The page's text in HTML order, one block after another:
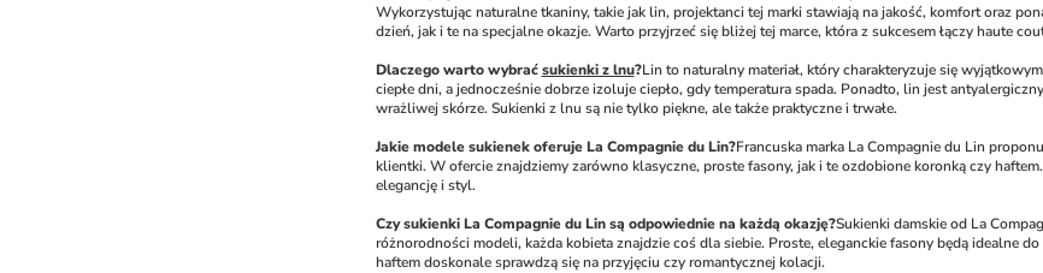
Wykorzystując naturalne tkaniny, takie jak lin, projektanci tej marki stawiają na jakość, komfort oraz
dzień, jak i te na specjalne okazje. Warto przyjrzeć się bliżej tej marce, która z sukcesem łączy haute
Dlaczego warto wybrać sukienki z lnu?Lin to naturalny materiał, który charakteryzuje się
ciepłe dni, a jednocześnie dobrze izoluje ciepło, gdy temperatura spada. Ponadto, lin jest
wrażliwej skórze. Sukienki z lnu są nie tylko piękne, ale także praktyczne i trwałe.
Jakie modele sukienek oferuje La Compagnie du Lin?Francuska marka La Compagnie du Lin
klientki. W ofercie znajdziemy zarówno klasyczne, proste fasony, jak i te ozdobione koronką czy
elegancję i styl.
Czy sukienki La Compagnie du Lin są odpowiednie na każdą okazję?Sukienki damskie od La
różnorodności modeli, każda kobieta znajdzie coś dla siebie. Proste, eleganckie fasony będą idealne
haftem doskonale sprawdzą się na przyjęciu czy romantycznej kolacji.